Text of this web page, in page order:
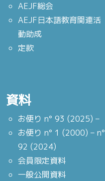
AEJF総会
AEJF日本語教育関連活
動助成
定款
資料
お便り n° 93 (2025) –
お便り n° 1 (2000) – n°
92 (2024)
会員限定資料
一般公開資料